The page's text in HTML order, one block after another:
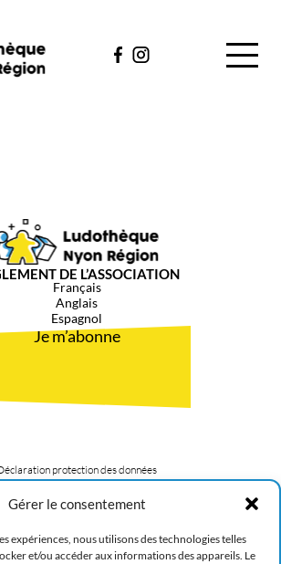
Gérer le consentement
expériences, nous utilisons des technologies telles
et/ou accéder aux informations des appareils. Le
NOUS AIDER
MES JEUX
CONTACT
DE L’ASSOCIATION
Français
Anglais
Espagnol
Je m’abonne
protection des données